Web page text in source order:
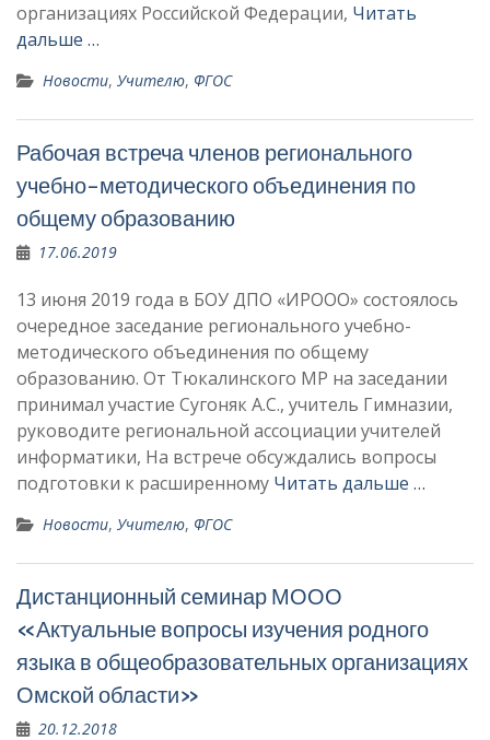
организациях Российской Федерации, Читать
дальше …
Новости, Учителю, ФГОС
Рабочая встреча членов регионального
учебно-методического объединения по
общему образованию
17.06.2019
13 июня 2019 года в БОУ ДПО «ИРООО» состоялось
очередное заседание регионального учебно-
методического объединения по общему
образованию. От Тюкалинского МР на заседании
принимал участие Сугоняк А.С., учитель Гимназии,
руководите региональной ассоциации учителей
информатики, На встрече обсуждались вопросы
подготовки к расширенному Читать дальше …
Новости, Учителю, ФГОС
Дистанционный семинар МООО
«Актуальные вопросы изучения родного
языка в общеобразовательных организациях
Омской области»
20.12.2018